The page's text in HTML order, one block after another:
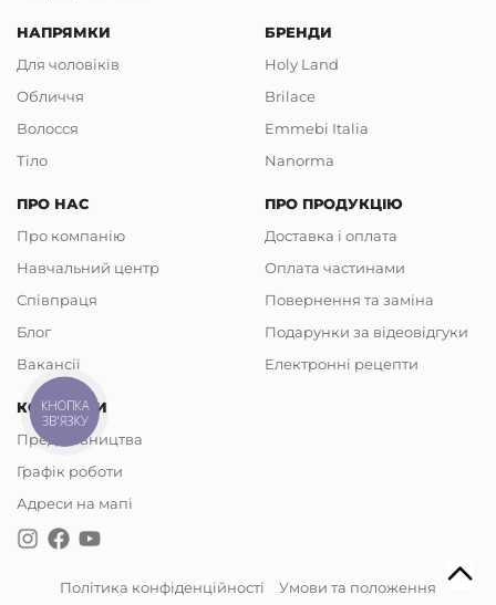
НАПРЯМКИ
Для чоловіків
Обличчя
Волосся
Тіло
БРЕНДИ
Holy Land
Brilace
Emmebi Italia
Nanorma
ПРО НАС
Про компанію
Навчальний центр
Співпраця
Блог
Вакансії
ПРО ПРОДУКЦІЮ
Доставка і оплата
Оплата частинами
Повернення та заміна
Подарунки за відеовідгуки
Електронні рецепти
КОНТАКТИ
Представництва
Графік роботи
Адреси на мапі
Політика конфіденційності Умови та положення
КНОПКА
ЗВ'ЯЗКУ